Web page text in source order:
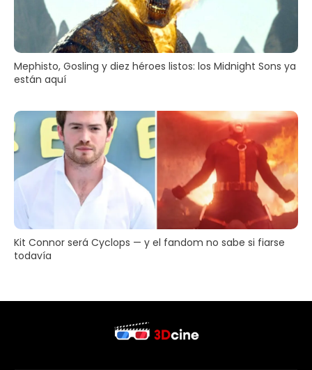
Mephisto, Gosling y diez héroes listos: los Midnight Sons ya
están aquí
Kit Connor será Cyclops — y el fandom no sabe si fiarse
todavía